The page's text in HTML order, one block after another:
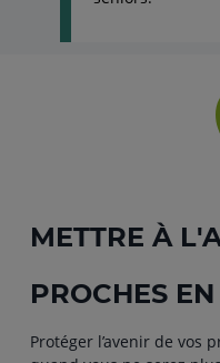
METTRE À
PROCHES
Protéger l’avenir de vos